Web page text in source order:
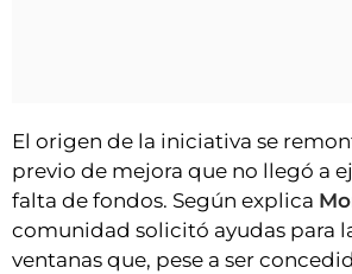
El origen de la iniciativa se
previo de mejora que no llegó a
falta de fondos. Según explica
comunidad solicitó ayudas para
ventanas que, pese a ser